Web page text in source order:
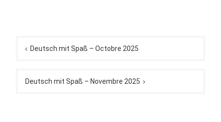
de Deutsch mit Spaß – Octobre 2025
Deutsch mit Spaß – Novembre 2025